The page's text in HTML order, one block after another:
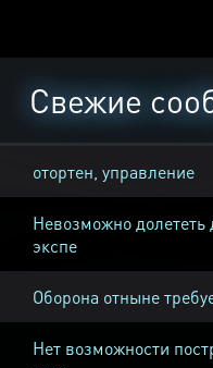
Свежие
отортен, управление
Невозможно долететь
экспе
Оборона отныне
Нет возможности